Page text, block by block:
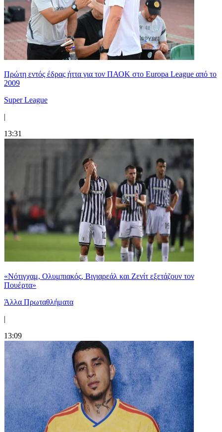
Πρώτη εντός έδρας ήττα για τον ΠΑΟΚ στο Europa League από το
2009
Super League
|
13:31
«Νότιγχαμ, Ολυμπιακός, Βιγιαρεάλ και Ζενίτ εξετάζουν τον
Πουέρτα»
Άλλα Πρωταθλήματα
|
13:09